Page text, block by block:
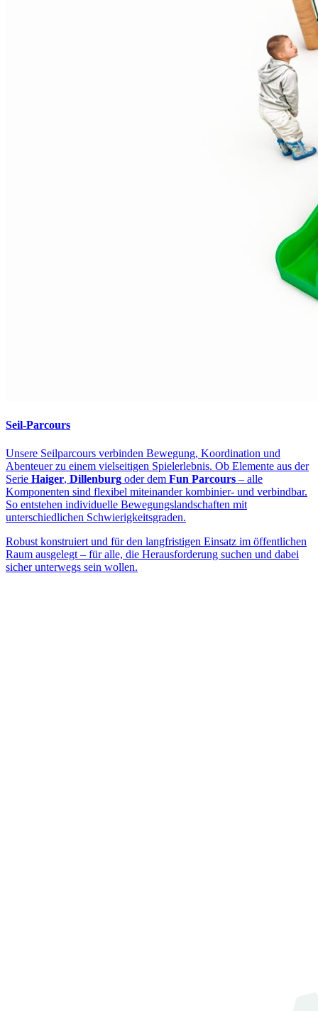
Seil-Parcours
Unsere Seilparcours verbinden Bewegung, Koordination und
Abenteuer zu einem vielseitigen Spielerlebnis. Ob Elemente aus der
Serie Haiger, Dillenburg oder dem Fun Parcours – alle
Komponenten sind flexibel miteinander kombinier- und verbindbar.
So entstehen individuelle Bewegungslandschaften mit
unterschiedlichen Schwierigkeitsgraden.
Robust konstruiert und für den langfristigen Einsatz im öffentlichen
Raum ausgelegt – für alle, die Herausforderung suchen und dabei
sicher unterwegs sein wollen.